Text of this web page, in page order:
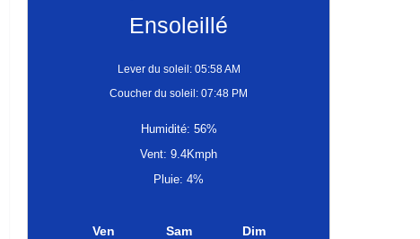
Ensoleillé
Lever du soleil: 05:58 AM
Coucher du soleil: 07:48 PM
Humidité: 56%
Vent: 9.4Kmph
Pluie: 4%
Ven Sam Dim